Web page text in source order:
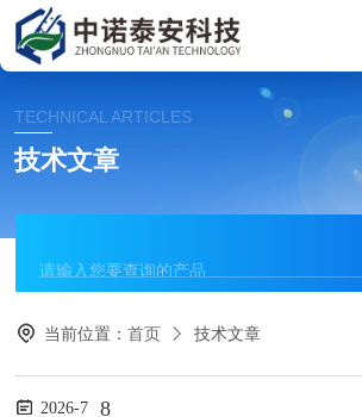
TECHNICAL ARTICLES
技术文章
当前位置：首页 技术文章
2026-7 8